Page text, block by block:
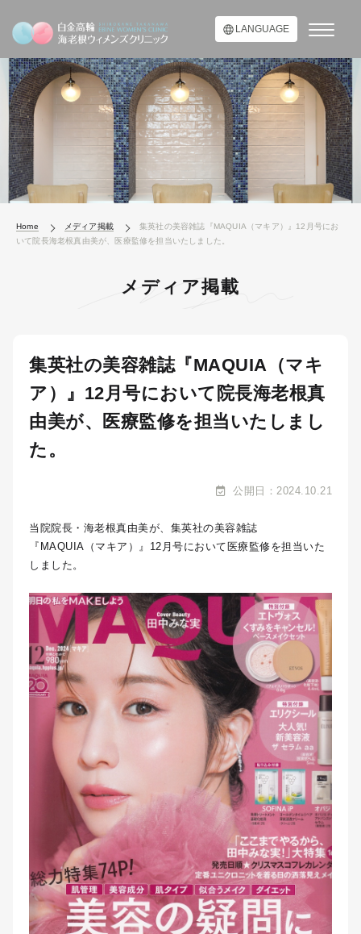
LANGUAGE
Home メディア掲載
集英社の美容雑誌『MAQUIA（マキア）』12月号にお
いて院長海老根真由美が、医療監修を担当いたしました。
メディア掲載
集英社の美容雑誌『MAQUIA（マキ
ア）』12月号において院長海老根真
由美が、医療監修を担当いたしまし
た。
公開日：2024.10.21
当院院長・海老根真由美が、集英社の美容雑誌
『MAQUIA（マキア）』12月号において医療監修を担当いた
しました。